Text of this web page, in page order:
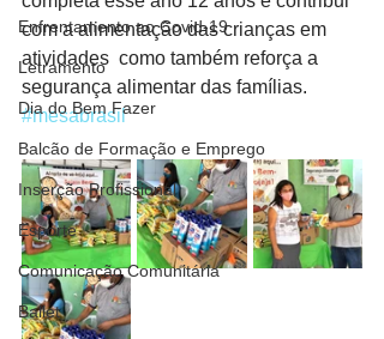
Enfrentamento ao Covid-19
Letramento
Dia do Bem Fazer
Balcão de Formação e Emprego
Inserção Profissional
Esporte
Comunicação Comunitária
Ballet
com a alimentação das crianças em
atividades  como também reforça a
segurança alimentar das famílias.
#mesabrasil